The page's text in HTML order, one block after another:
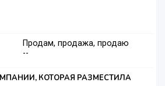
Продам, продажа, продаю
--
КОТОРАЯ РАЗМЕСТИЛА